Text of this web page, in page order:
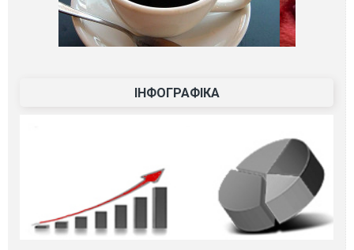
ІНФОГРАФІКА